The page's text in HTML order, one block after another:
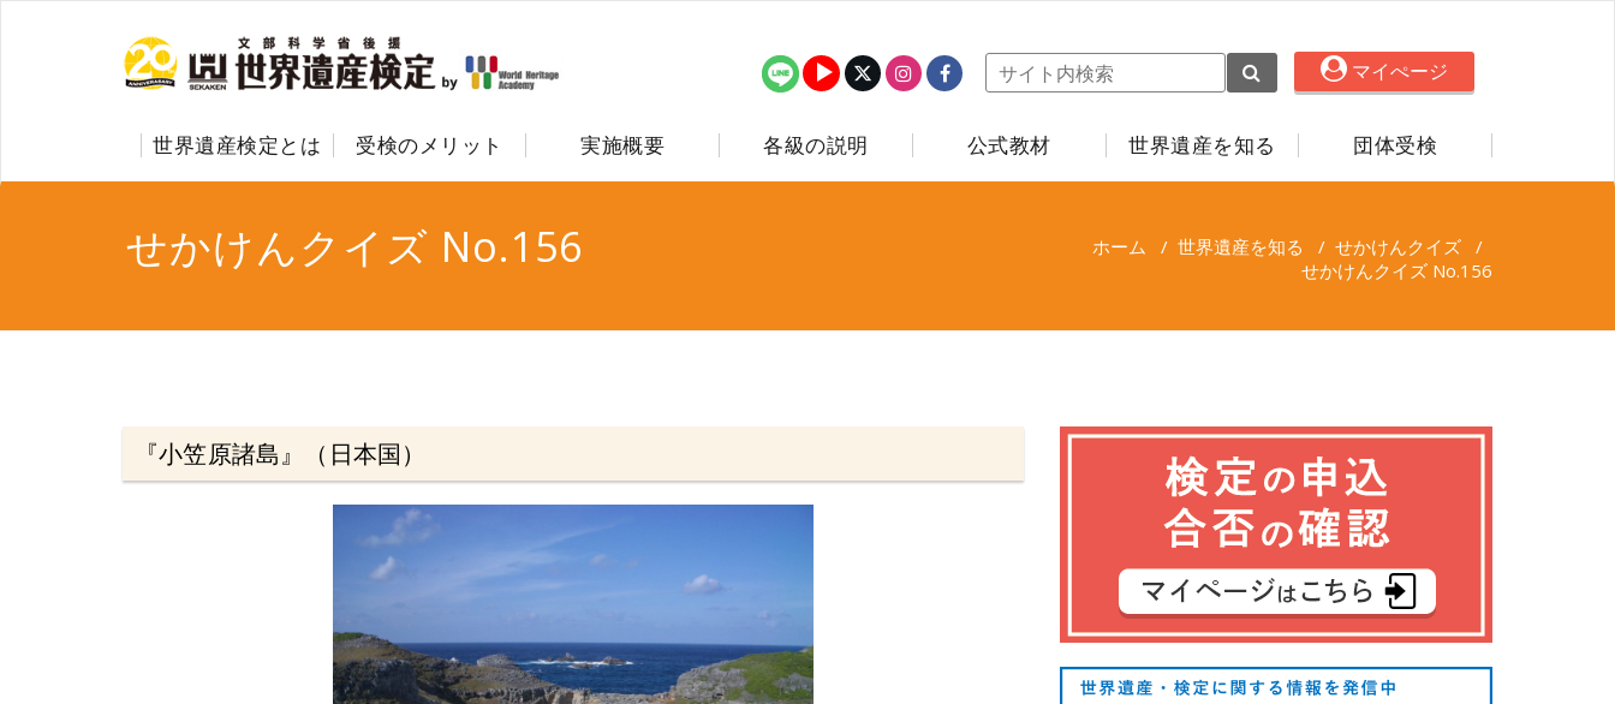
マイぺージ
世界遺産検定とは 受検のメリット 実施概要 各級の説明 公式教材 世界遺産を知る 団体受検
せかけんクイズ No.156 ホーム / 世界遺産を知る / せかけんクイズ /
せかけんクイズ No.156
『小笠原諸島』（日本国）